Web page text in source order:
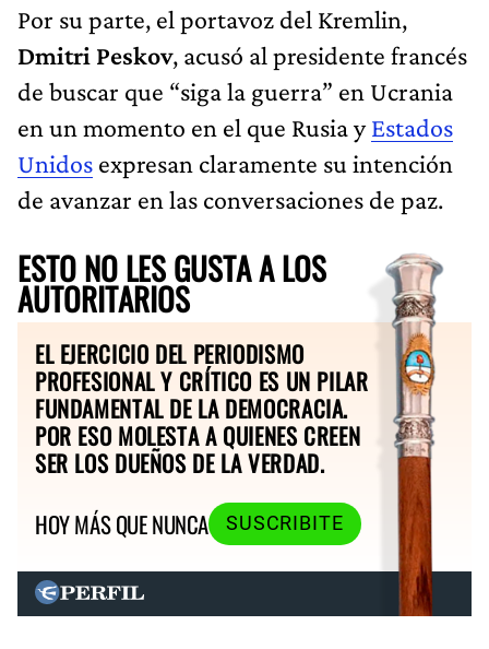
Por su parte, el portavoz del Kremlin,
Dmitri Peskov, acusó al presidente francés
de buscar que “siga la guerra” en Ucrania
en un momento en el que Rusia yEstados
Unidos expresan claramente su intención
de avanzar en las conversaciones de paz.
ESTO NO LES GUSTA A LOS
AUTORITARIOS
EL EJERCICIO DEL PERIODISMO
PROFESIONAL Y CRÍTICO ES UN PILAR
FUNDAMENTAL DE LA DEMOCRACIA.
POR ESO MOLESTA A QUIENES CREEN
SER LOS DUEÑOS DE LA VERDAD.
HOY MÁS QUE NUNCA
SUSCRIBITE